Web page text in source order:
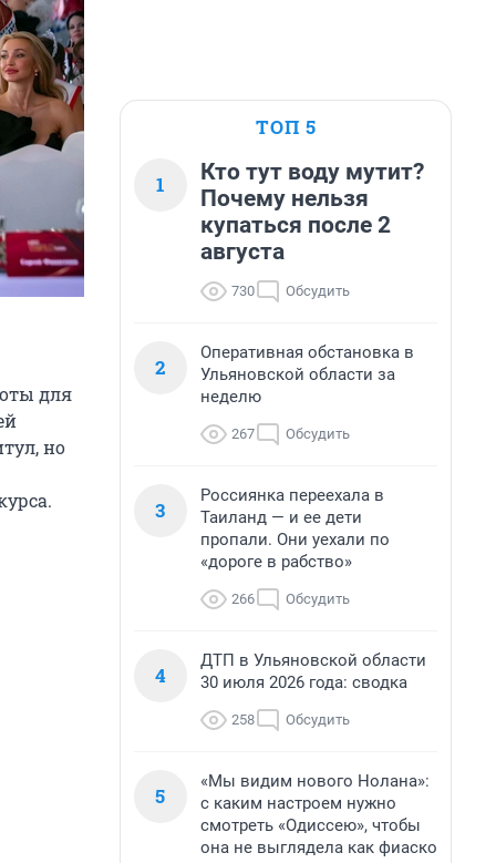
для
но
ТОП 5
1
Кто тут воду мутит?
Почему нельзя
купаться после 2
августа
730 Обсудить
2
Оперативная обстановка в
Ульяновской области за
неделю
267 Обсудить
3
Россиянка переехала в
Таиланд — и ее дети
пропали. Они уехали по
«дороге в рабство»
266 Обсудить
4
ДТП в Ульяновской области
30 июля 2026 года: сводка
258 Обсудить
5
«Мы видим нового Нолана»:
с каким настроем нужно
смотреть «Одиссею», чтобы
она не выглядела как фиаско